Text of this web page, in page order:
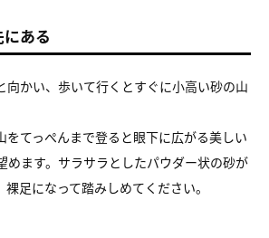
ある
向かい、歩いて行くとすぐに小高い砂の山
をてっぺんまで登ると眼下に広がる美しい
めます。サラサラとしたパウダー状の砂が
足になって踏みしめてください。